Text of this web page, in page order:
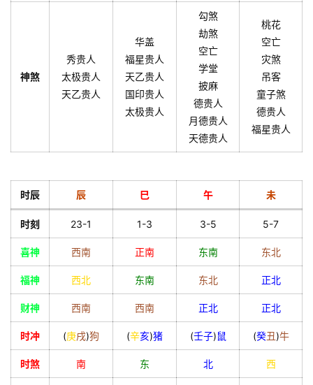
神煞
秀贵人
太极贵人
天乙贵人
华盖
福星贵人
天乙贵人
国印贵人
太极贵人
勾煞
劫煞
空亡
学堂
披麻
德贵人
月德贵人
天德贵人
桃花
空亡
灾煞
吊客
童子煞
德贵人
福星贵人
时辰 辰 巳 午 未
时刻 23-1 1-3 3-5 5-7
喜神 西南 正南 东南 东北
福神 西北 东南 东北 正北
财神 西南 西南 正北 正北
时冲 (庚戌)狗 (辛亥)猪 (壬子)鼠 (癸丑)牛
时煞 南 东 北 西